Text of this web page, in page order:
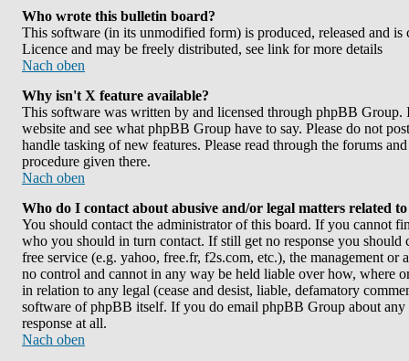
Who wrote this bulletin board?
This software (in its unmodified form) is produced, released and
Licence and may be freely distributed, see link for more details
Nach oben
Why isn't X feature available?
This software was written by and licensed through phpBB Group.
website and see what phpBB Group have to say. Please do not
handle tasking of new features. Please read through the forums
procedure given there.
Nach oben
Who do I contact about abusive and/or legal matters related
You should contact the administrator of this board. If you cannot
who you should in turn contact. If still get no response you
free service (e.g. yahoo, free.fr, f2s.com, etc.), the management
no control and cannot in any way be held liable over how, where
in relation to any legal (cease and desist, liable, defamatory
software of phpBB itself. If you do email phpBB Group about any
response at all.
Nach oben